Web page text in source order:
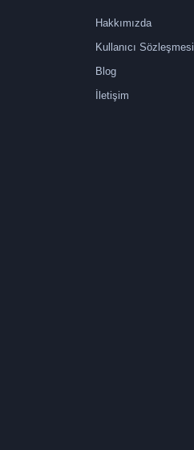
Hakkımızda
Kullanıcı Sözleşmesi
Blog
İletişim